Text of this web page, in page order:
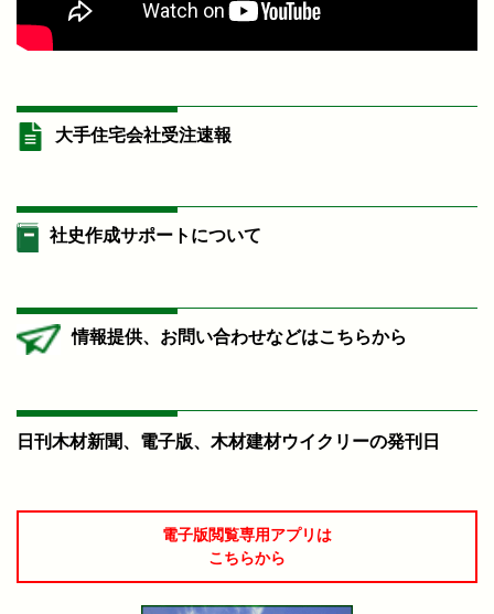
大手住宅会社受注速報
社史作成サポートについて
情報提供、お問い合わせなどはこちらから
日刊木材新聞、電子版、木材建材ウイクリーの発刊日
電子版閲覧専用アプリは
こちらから